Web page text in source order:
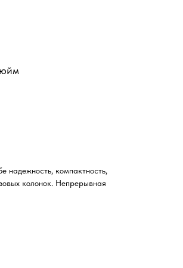
надежность, компактность,
колонок. Непрерывная